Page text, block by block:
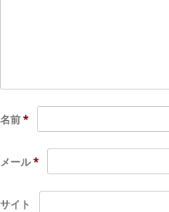
名前*
メール*
サイト